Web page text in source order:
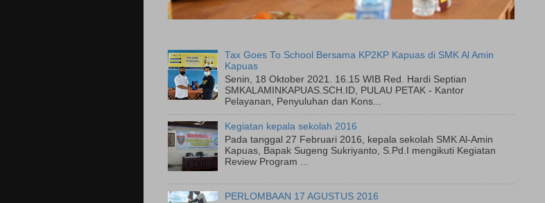
Tax Goes To School Bersama KP2KP Kapuas di SMK Al Amin
Kapuas
Senin, 18 Oktober 2021. 16.15 WIB Red. Hardi Septian
SMKALAMINKAPUAS.SCH.ID, PULAU PETAK - Kantor
Pelayanan, Penyuluhan dan Kons...
Kegiatan kepala sekolah 2016
Pada tanggal 27 Februari 2016, kepala sekolah SMK Al-Amin
Kapuas, Bapak Sugeng Sukriyanto, S.Pd.I mengikuti Kegiatan
Review Program ...
PERLOMBAAN 17 AGUSTUS 2016